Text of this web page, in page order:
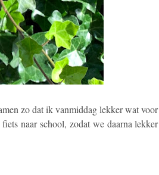
zo dat ik vanmiddag lekker wat voor
naar school, zodat we daarna lekker